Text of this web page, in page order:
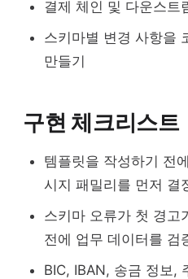
결제 체인 및 다운스트
스키마별 변경 사항을
만들기
구현 체크리스트
템플릿을 작성하기 전
시지 패밀리를 먼저 결
스키마 오류가 첫 경고
전에 업무 데이터를 검
BIC, IBAN, 송금 정보,